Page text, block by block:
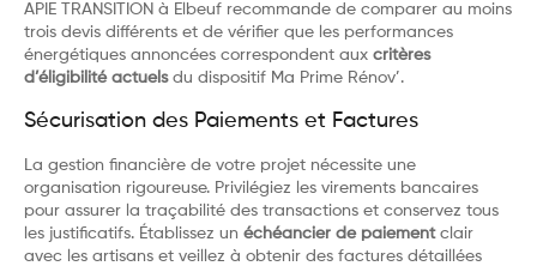
APIE TRANSITION à Elbeuf recommande de comparer au moins
trois devis différents et de vérifier que les performances
énergétiques annoncées correspondent aux critères
d’éligibilité actuelsdu dispositif Ma Prime Rénov’.
Sécurisation des Paiements et Factures
La gestion financière de votre projet nécessite une
organisation rigoureuse. Privilégiez les virements bancaires
pour assurer la traçabilité des transactions et conservez tous
les justificatifs. Établissez un échéancier de paiementclair
avec les artisans et veillez à obtenir des factures détaillées